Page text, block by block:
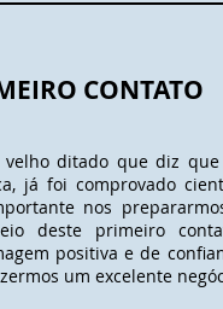
CONTATO
velho ditado que diz
já foi comprovado
nos
deste primeiro
positiva e de
um excelente